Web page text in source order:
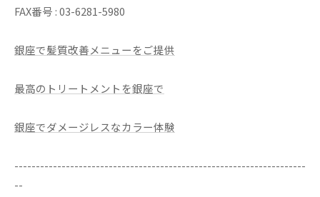
FAX番号 : 03-6281-5980
銀座で髪質改善メニューをご提供
最高のトリートメントを銀座で
銀座でダメージレスなカラー体験
--------------------------------------------------------------------
--